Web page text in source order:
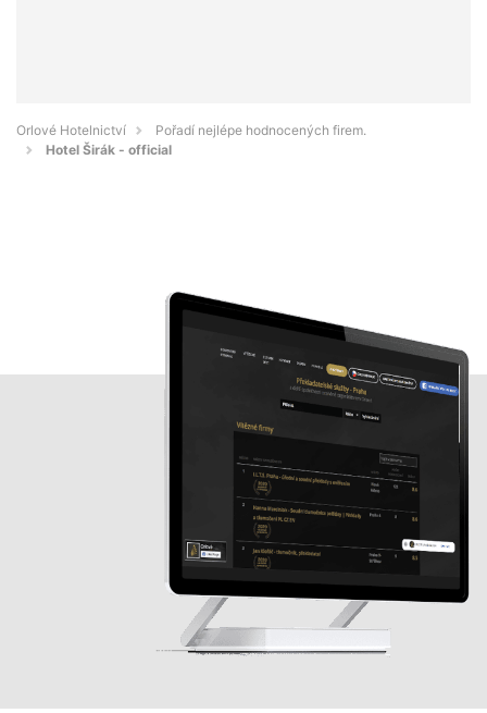
Orlové Hotelnictví
Pořadí nejlépe hodnocených firem.
Hotel Širák - official